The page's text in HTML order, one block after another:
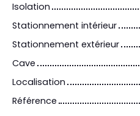
Isolation
Stationnement intérieur
Stationnement extérieur
Cave
Localisation
Référence